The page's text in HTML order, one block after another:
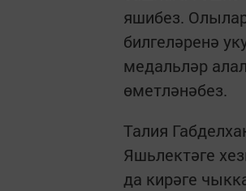
яшибез.
билгеләренә
медальләр
өметләнәбез.
Талия
Яшьлектәге
да кирәге